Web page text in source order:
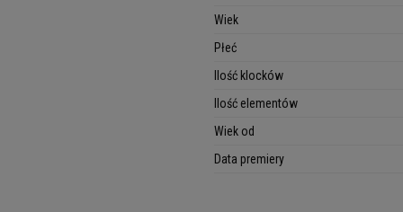
Wiek
Płeć
Ilość klocków
Ilość elementów
Wiek od
Data premiery